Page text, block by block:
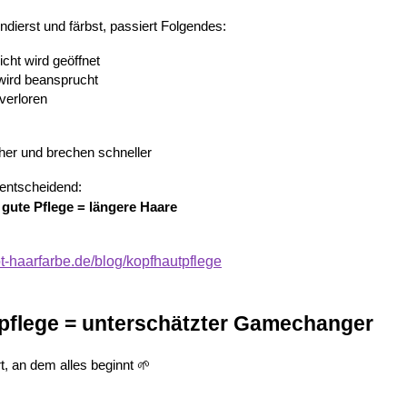
und färbst, passiert Folgendes:
wird geöffnet
beansprucht
und brechen schneller
Pflege = längere Haare
haarfarbe.de/blog/kopfhautpflege
= unterschätzter Gamechanger
an dem alles beginnt 🌱